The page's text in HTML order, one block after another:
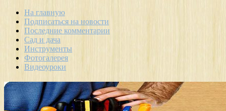
На главную
Подписаться на новости
Последние комментарии
Сад и дача
Инструменты
Фотогалерея
Видеоуроки